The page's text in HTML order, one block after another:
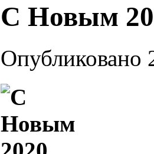
С Новым
Опубликовано